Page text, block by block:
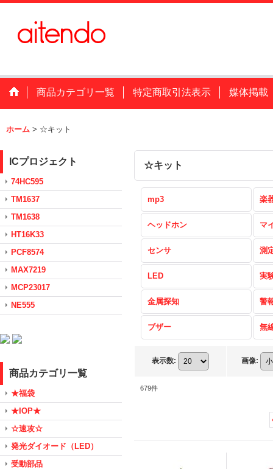
商品カテゴリ一覧 特定商取引法表示 媒体掲載
ホーム > ☆キット
ICプロジェクト
74HC595
TM1637
TM1638
HT16K33
PCF8574
MAX7219
MCP23017
NE555
商品カテゴリ一覧
★福袋
★IOP★
☆速攻☆
発光ダイオード（LED）
受動部品
☆キット
mp3 楽
ヘッドホン マ
センサ 測
LED 実
金属探知 警
ブザー 無
表示数: 画像:
679件